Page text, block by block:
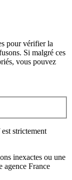
pour vérifier la
Si malgré ces
vous pouvez
strictement
inexactes ou une
agence France